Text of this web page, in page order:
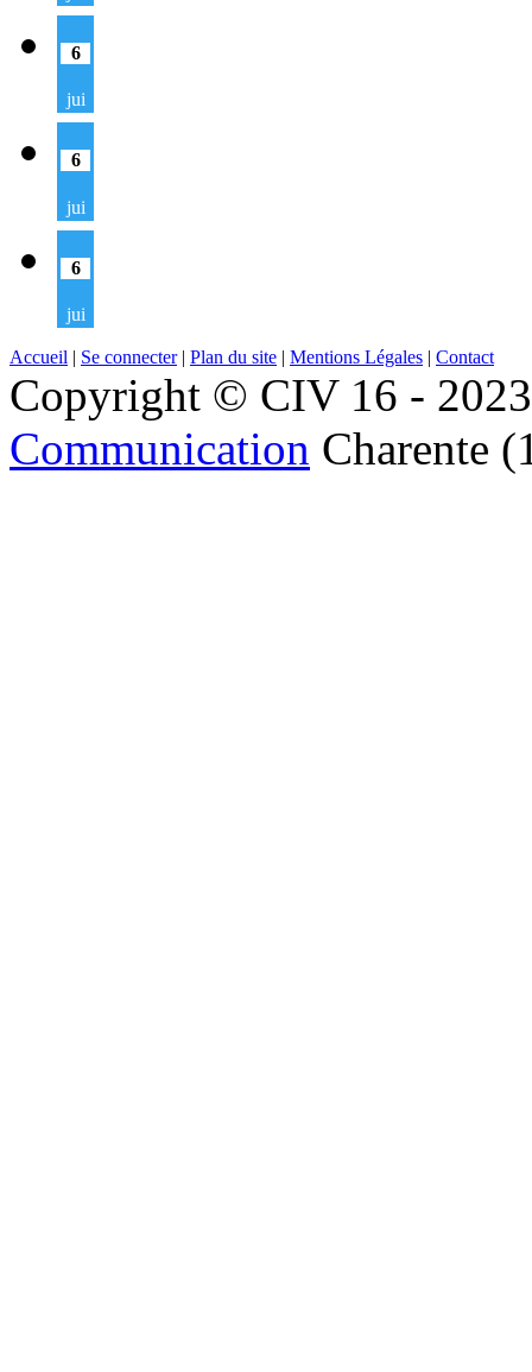
6
jui
6
jui
6
jui
Accueil | Se connecter| Plan du site | Mentions Légales | Contact
Copyright © CIV 16 -
Communication Charente